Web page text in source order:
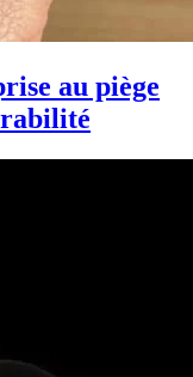
au piège